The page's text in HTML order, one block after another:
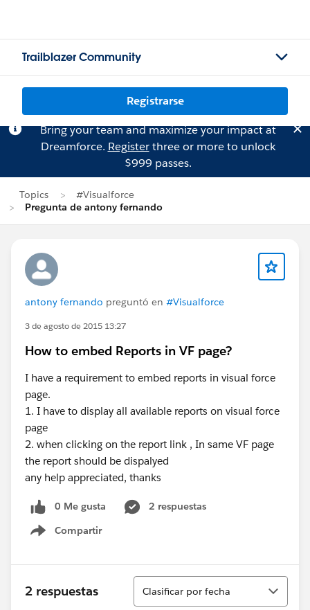
Trailblazer Community
Registrarse
Bring your team and maximize your impact at
Dreamforce. Registerthree or more to unlock
$999 passes.
Topics
#Visualforce
Pregunta de antony fernando
antony fernando preguntó en #Visualforce
3 de agosto de 2015 13:27
How to embed Reports in VF page?
I have a requirement to embed reports in visual force
page.
1. I have to display all available reports on visual force
page
2. when clicking on the report link , In same VF page
the report should be dispalyed
any help appreciated, thanks
0 Me gusta
2 respuestas
Compartir
Show menu
2 respuestas
Ordenar
Clasificar por fecha